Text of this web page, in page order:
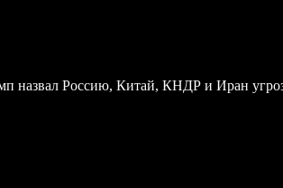
назвал Россию, Китай, КНДР и Иран